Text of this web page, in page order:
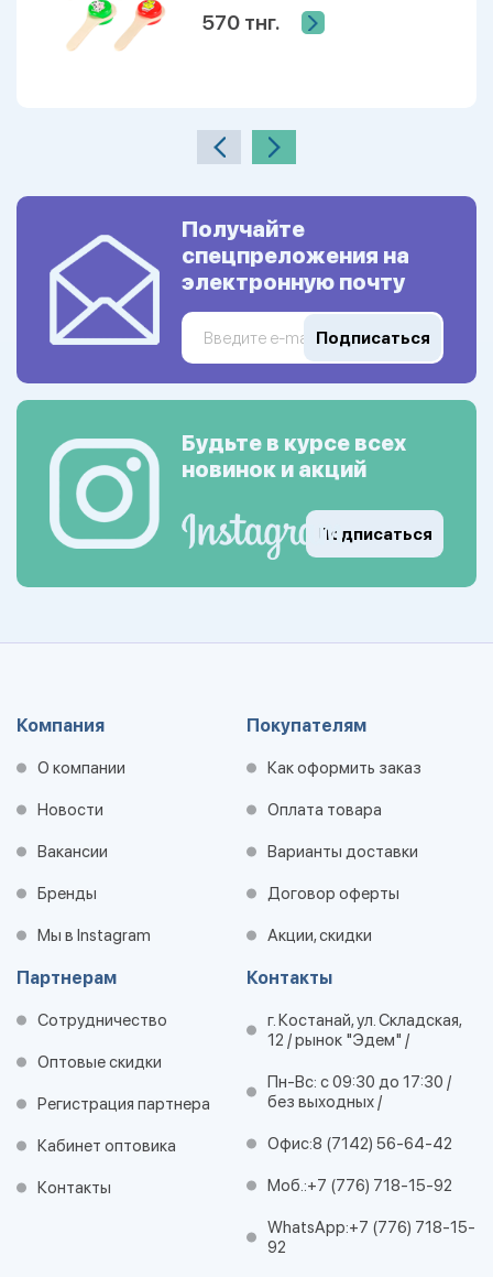
ИД-1379)
570 тнг.
Получайте
спецпреложения на
электронную почту
Подписаться
Будьте в курсе всех
новинок и акций
Подписаться
Компания
О компании
Новости
Вакансии
Бренды
Мы в Instagram
Покупателям
Как оформить заказ
Оплата товара
Варианты доставки
Договор оферты
Акции, скидки
Партнерам
Сотрудничество
Оптовые скидки
Регистрация партнера
Кабинет оптовика
Контакты
Контакты
г. Костанай, ул. Складская,
12 / рынок "Эдем" /
Пн-Вс: с 09:30 до 17:30 /
без выходных /
Офис:8 (7142) 56-64-42
Моб.:+7 (776) 718-15-92
WhatsApp:+7 (776) 718-15-
92